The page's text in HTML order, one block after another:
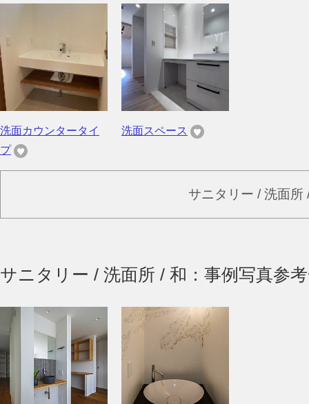
洗面カウンタータイ
プ
洗面スペース
サニタリー / 洗面所
サニタリー / 洗面所 / 和：事例写真参